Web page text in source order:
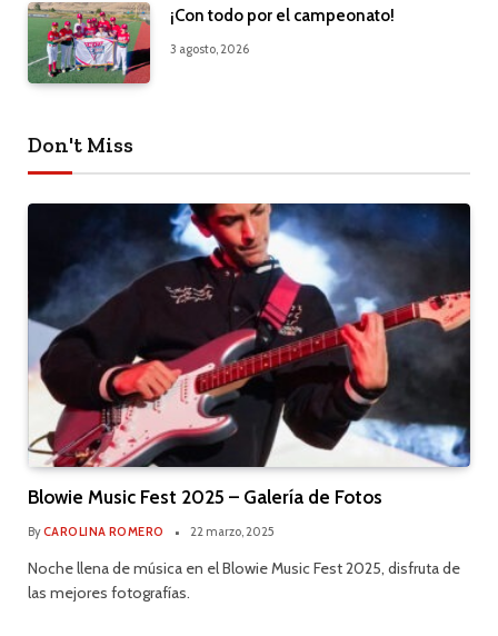
¡Con todo por el campeonato!
3 agosto, 2026
Don't Miss
Blowie Music Fest 2025 – Galería de Fotos
ByCAROLINA ROMERO 22 marzo, 2025
Noche llena de música en el Blowie Music Fest 2025, disfruta de
las mejores fotografías.